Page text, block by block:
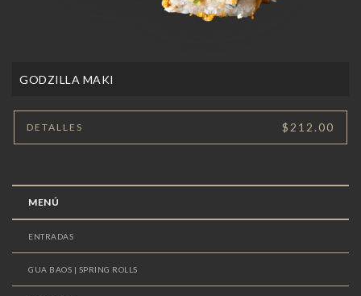
GODZILLA MAKI
DETALLES $212.00
MENÚ
ENTRADAS
GUA BAOS | SPRING ROLLS